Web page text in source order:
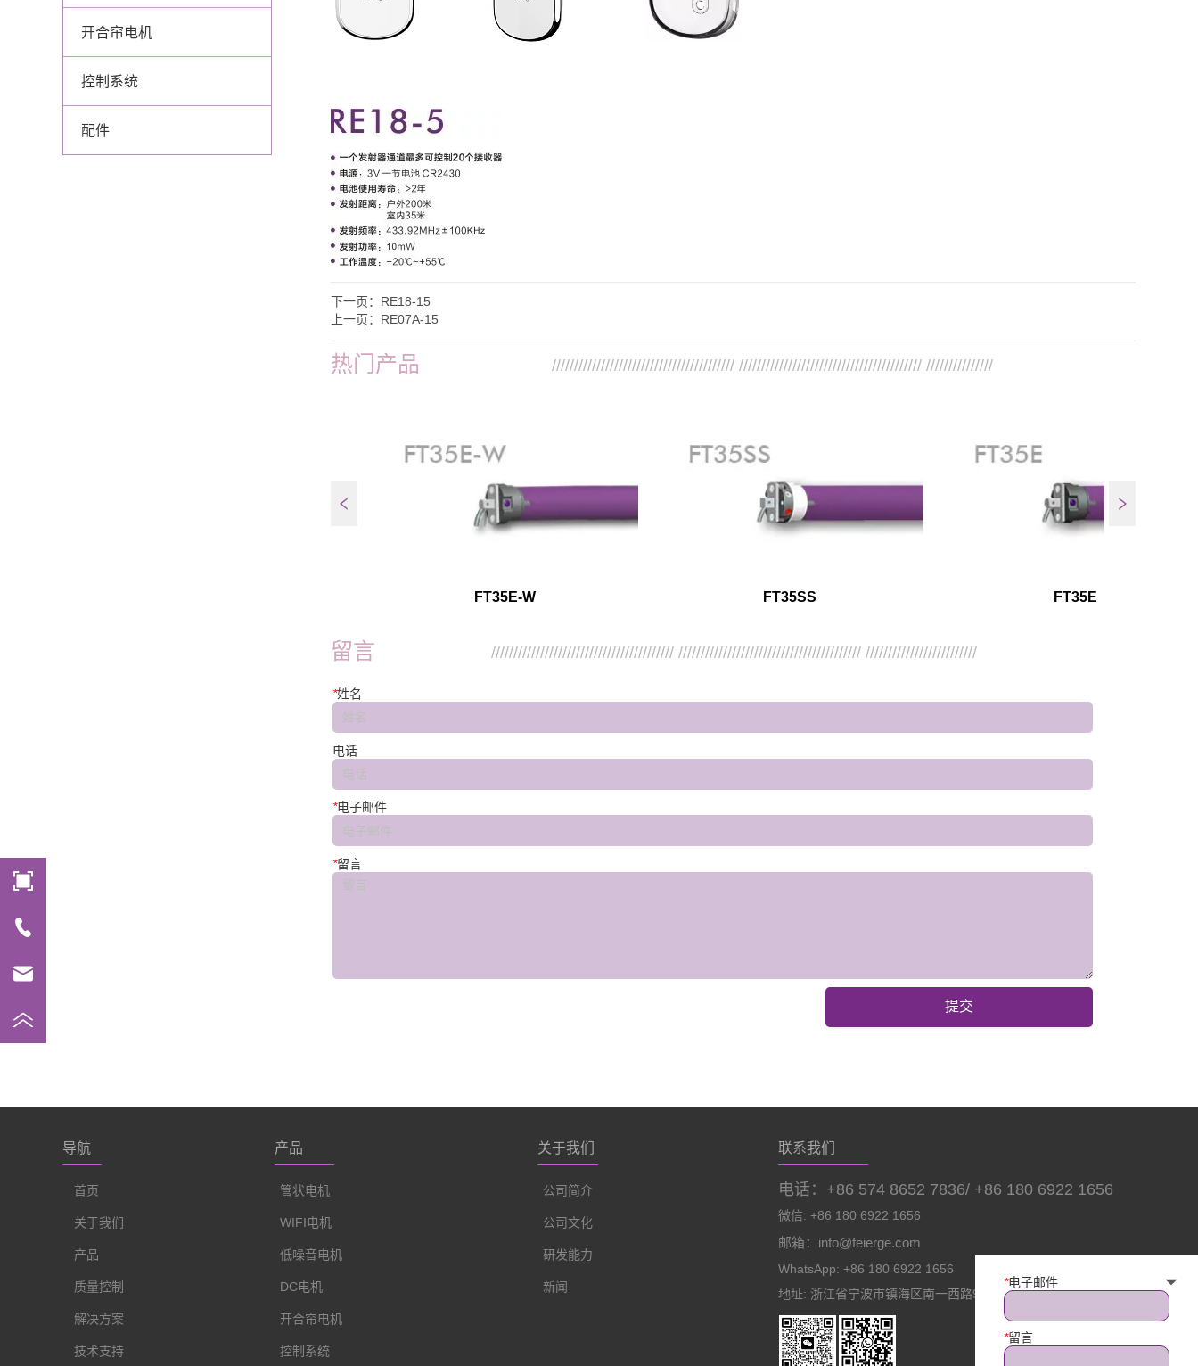
开合帘电机
控制系统
配件
下一页： RE18-15
上一页： RE07A-15
热门产品 ///////////////////////////////////////// ///////////////////////////////////////// ///////////////
FT35E-W FT35SS FT35E
留言 ///////////////////////////////////////// ///////////////////////////////////////// /////////////////////////
*姓名
电话
*电子邮件
*留言
提交
导航
首页
关于我们
产品
质量控制
解决方案
技术支持
产品
管状电机
WIFI电机
低噪音电机
DC电机
开合帘电机
控制系统
关于我们
公司简介
公司文化
研发能力
新闻
联系我们
*电子邮件
*留言
电话：+86 574 8652 7836/ +86 180 6922 1656
微信: +86 180 6922 1656
邮箱：info@feierge.com
WhatsApp: +86 180 6922 1656
地址: 浙江省宁波市镇海区南一西路966号